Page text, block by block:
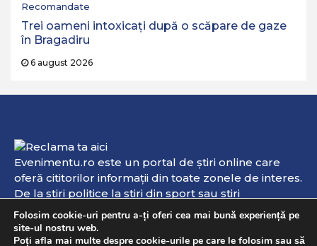
Recomandate
Trei oameni intoxicați după o scăpare de gaze
în Bragadiru
6 august 2026
Evenimentu.ro este un portal de ştiri online care
oferă cititorilor informaţii din toate zonele de interes.
De la ştiri politice la ştiri din sport sau ştiri
internaţionale, aici veţi găsi informaţii de interes şi
evenimente online. Dacă aveţi vreo ştire sau
informaţie pe care doriţi s-o publicăm, ori dacă doriţi
Folosim cookie-uri pentru a-ți oferi cea mai bună experiență pe
site-ul nostru web.
Poți afla mai multe despre cookie-urile pe care le folosim sau să